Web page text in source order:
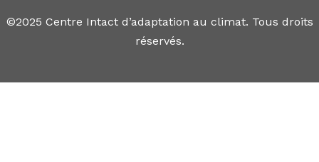
©2025 Centre Intact d’adaptation au climat. Tous droits
réservés.